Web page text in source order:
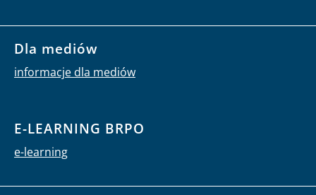
Dla mediów
informacje dla mediów
E-LEARNING BRPO
e-learning